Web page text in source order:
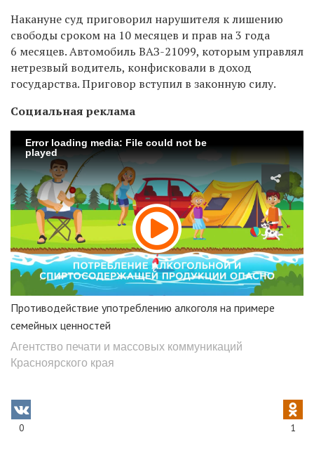
Накануне суд приговорил нарушителя к лишению
свободы сроком на 10 месяцев и прав на 3 года
6 месяцев. Автомобиль ВАЗ-21099, которым управлял
нетрезвый водитель, конфисковали в доход
государства. Приговор вступил в законную силу.
Социальная реклама
Error loading media: File could not be
played
Противодействие употреблению алкоголя на примере
семейных ценностей
Агентство печати и массовых коммуникаций
Красноярского края
0 1